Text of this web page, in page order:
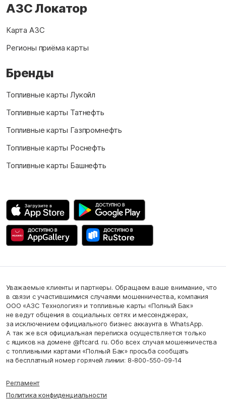
АЗС Локатор
Карта АЗС
Регионы приёма карты
Бренды
Топливные карты Лукойл
Топливные карты Татнефть
Топливные карты Газпромнефть
Топливные карты Роснефть
Топливные карты Башнефть
Уважаемые клиенты и партнеры. Обращаем ваше внимание, что
в связи с участившимися случаями мошенничества, компания
ООО «АЗС Технология» и топливные карты «Полный Бак»
не ведут общения в социальных сетях и мессенджерах,
за исключением официального бизнес аккаунта в WhatsApp.
А так же вся официальная переписка осуществляется только
с ящиков на домене @ftcard. ru. Обо всех случая мошенничества
с топливными картами «Полный Бак» просьба сообщать
на бесплатный номер горячей линии: 8-800-550-09-14
Регламент
Политика конфиденциальности